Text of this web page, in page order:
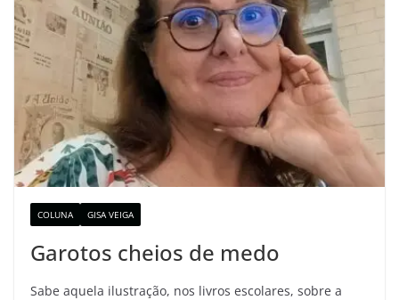
COLUNA GISA VEIGA
Garotos cheios de medo
Sabe aquela ilustração, nos livros escolares, sobre a